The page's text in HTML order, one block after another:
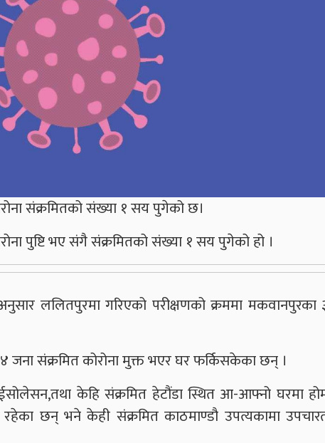
संक्रमितको संख्या १ सय पुगेको छ।
पुष्टि भए संगै संक्रमितको संख्या १ सय पुगेको हो ।
ललितपुरमा गरिएको परीक्षणको क्रममा मकवानपुरका
संक्रमित कोरोना मुक्त भएर घर फर्किसकेका छन् ।
केहि संक्रमित हेटौंडा स्थित आ-आफ्नो घरमा
रहेका छन् भने केही संक्रमित काठमाण्डौ उपत्यकामा